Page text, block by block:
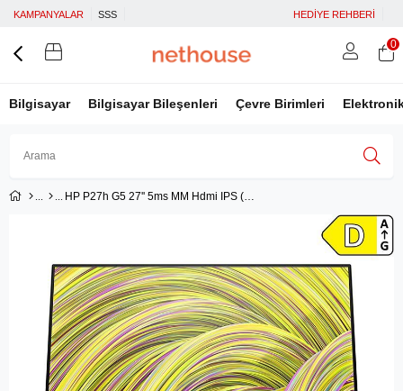
KAMPANYALAR SSS HEDİYE REHBERİ
Bilgisayar Bilgisayar Bileşenleri Çevre Birimleri
Facebook İle Bağlan
0
HP P27h G5 27'' 5ms MM Hdmi IPS (64W41AA)